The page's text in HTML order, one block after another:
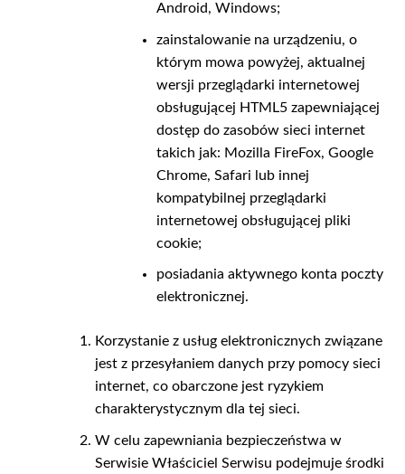
Android, Windows;
zainstalowanie na urządzeniu, o
którym mowa powyżej, aktualnej
wersji przeglądarki internetowej
obsługującej HTML5 zapewniającej
dostęp do zasobów sieci internet
takich jak: Mozilla FireFox, Google
Chrome, Safari lub innej
kompatybilnej przeglądarki
internetowej obsługującej pliki
cookie;
posiadania aktywnego konta poczty
elektronicznej.
Korzystanie z usług elektronicznych związane
jest z przesyłaniem danych przy pomocy sieci
internet, co obarczone jest ryzykiem
charakterystycznym dla tej sieci.
W celu zapewniania bezpieczeństwa w
Serwisie Właściciel Serwisu podejmuje środki